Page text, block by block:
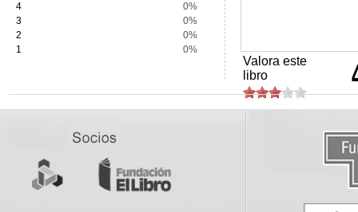
4
0%
3
0%
2
0%
1
0%
Valora este
libro